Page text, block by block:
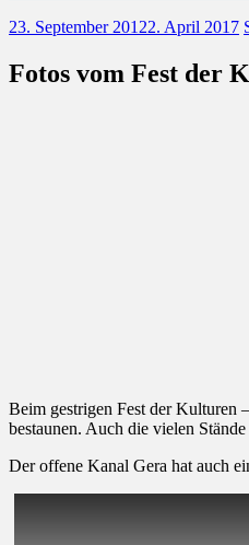
23. September 20122. April 2017
Fotos vom Fest der
Beim gestrigen Fest der Kulturen
bestaunen. Auch die vielen
Der offene Kanal Gera hat auch